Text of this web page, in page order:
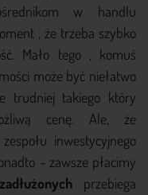
w handlu
, że trzeba szybko
Mało tego , komuś
może być niełatwo
trudniej takiego który
cenę. Ale, że
inwestycyjnego
- zawsze płacimy
przebiega